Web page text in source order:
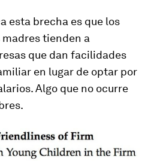
esta brecha es que los
tienden a
que dan facilidades
en lugar de optar por
Algo que no ocurre